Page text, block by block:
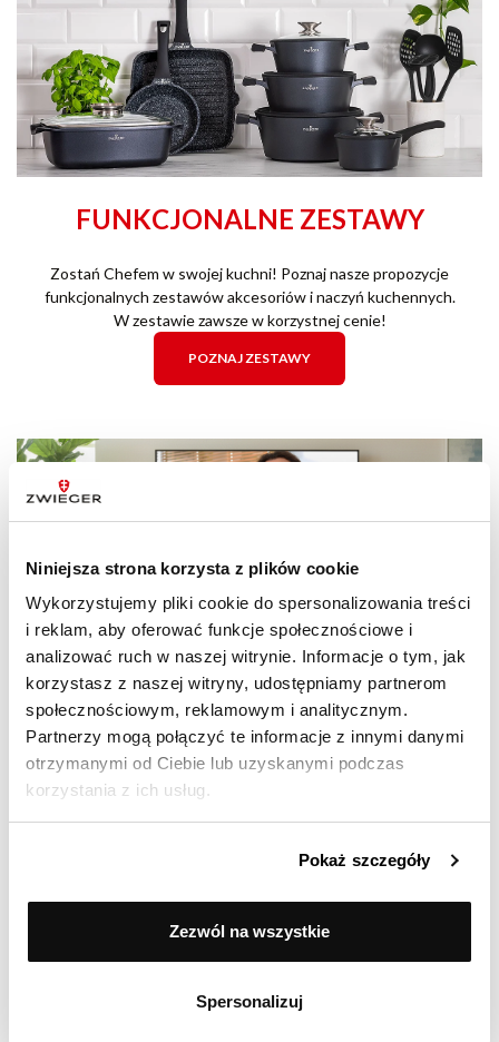
Niniejsza strona korzysta z plików cookie
Wykorzystujemy pliki cookie do spersonalizowania treści
i reklam, aby oferować funkcje społecznościowe i
analizować ruch w naszej witrynie. Informacje o tym, jak
korzystasz z naszej witryny, udostępniamy partnerom
społecznościowym, reklamowym i analitycznym.
Partnerzy mogą połączyć te informacje z innymi danymi
otrzymanymi od Ciebie lub uzyskanymi podczas
korzystania z ich usług.
Pokaż szczegóły
Zezwól na wszystkie
Spersonalizuj
FUNKCJONALNE ZESTAWY
Zostań Chefem w swojej kuchni! Poznaj nasze propozycje
funkcjonalnych zestawów akcesoriów i naczyń kuchennych.
W zestawie zawsze w korzystnej cenie!
POZNAJ ZESTAWY
PRODUKTY Z TV
programów telewizyjnych. Spotkać je możecie na ekranach TV
programach, które chętnie oglądacie.
ODKRYJ